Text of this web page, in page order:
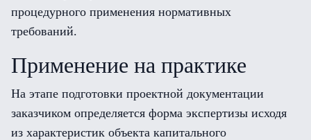
процедурного применения нормативных
требований.
Применение на практике
На этапе подготовки проектной документации
заказчиком определяется форма экспертизы исходя
из характеристик объекта капитального